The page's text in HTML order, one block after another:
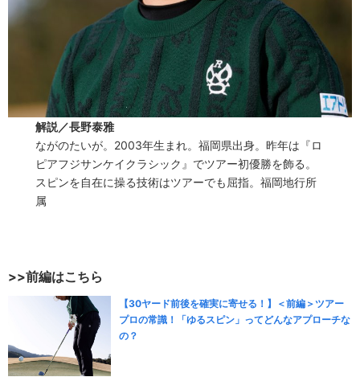
解説／長野泰雅
ながのたいが。2003年生まれ。福岡県出身。昨年は『ロ
ピアフジサンケイクラシック』でツアー初優勝を飾る。
スピンを自在に操る技術はツアーでも屈指。福岡地行所
属
>>前編はこちら
【30ヤード前後を確実に寄せる！】＜前編＞ツアー
プロの常識！「ゆるスピン」ってどんなアプローチな
の？